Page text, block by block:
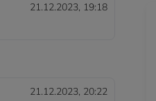
21.12.2023, 19:18
21.12.2023, 20:22